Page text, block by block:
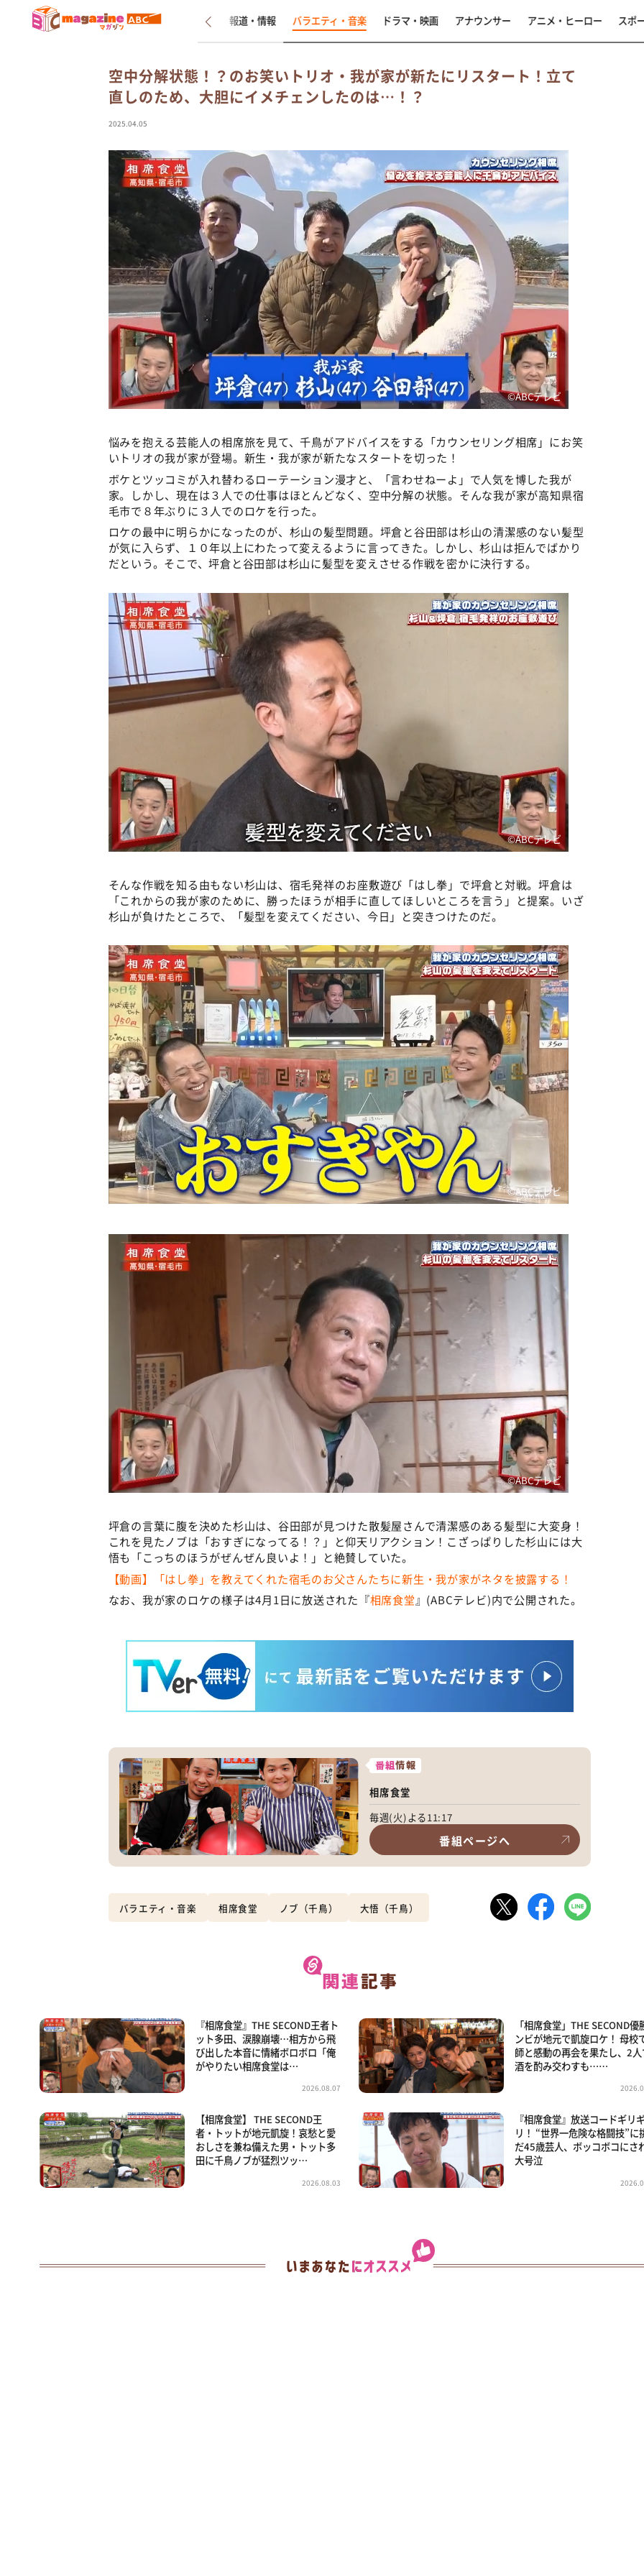
新着 インタビュー 報道・情報 バラエティ・音楽 ドラマ・映画 アナウンサー アニメ・ヒーロー スポ
空中分解状態！？のお笑いトリオ・我が家が新たにリスタート！立て
直しのため、大胆にイメチェンしたのは…！？
2025.04.05
©️ABCテレビ
悩みを抱える芸能人の相席旅を見て、千鳥がアドバイスをする「カウンセリング相席」にお笑
いトリオの我が家が登場。新生・我が家が新たなスタートを切った！
ボケとツッコミが入れ替わるローテーション漫才と、「言わせねーよ」で人気を博した我が
家。しかし、現在は３人での仕事はほとんどなく、空中分解の状態。そんな我が家が高知県宿
毛市で８年ぶりに３人でのロケを行った。
ロケの最中に明らかになったのが、杉山の髪型問題。坪倉と谷田部は杉山の清潔感のない髪型
が気に入らず、１０年以上にわたって変えるように言ってきた。しかし、杉山は拒んでばかり
だという。そこで、坪倉と谷田部は杉山に髪型を変えさせる作戦を密かに決行する。
©️ABCテレビ
そんな作戦を知る由もない杉山は、宿毛発祥のお座敷遊び「はし拳」で坪倉と対戦。坪倉は
「これからの我が家のために、勝ったほうが相手に直してほしいところを言う」と提案。いざ
杉山が負けたところで、「髪型を変えてください、今日」と突きつけたのだ。
©️ABCテレビ
©️ABCテレビ
坪倉の言葉に腹を決めた杉山は、谷田部が見つけた散髪屋さんで清潔感のある髪型に大変身！
これを見たノブは「おすぎになってる！？」と仰天リアクション！こざっぱりした杉山には大
悟も「こっちのほうがぜんぜん良いよ！」と絶賛していた。
【動画】「はし拳」を教えてくれた宿毛のお父さんたちに新生・我が家がネタを披露する！
なお、我が家のロケの様子は4月1日に放送された『相席食堂 』(ABCテレビ)内で公開された。
番組情報
相席食堂
毎週(火)よる11:17
番組ページへ
バラエティ・音楽 相席食堂 ノブ（千鳥） 大悟（千鳥）
『相席食堂』THE SECOND王者ト
ット多田、涙腺崩壊…相方から飛
び出した本音に情緒ボロボロ「俺
がやりたい相席食堂は…
2026.08.07
「相席食堂」THE SECOND優
ンビが地元で凱旋ロケ！ 母校
師と感動の再会を果たし、2人
酒を酌み交わすも……
【相席食堂】 THE SECOND王
者・トットが地元凱旋！哀愁と愛
おしさを兼ね備えた男・トット多
田に千鳥ノブが猛烈ツッ…
2026.08.03
『相席食堂』放送コードギリ
リ！ “世界一危険な格闘技”に
だ45歳芸人、ボッコボコにさ
大号泣